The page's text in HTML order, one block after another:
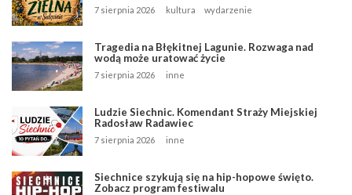
7 sierpnia 2026 kultura wydarzenie
Tragedia na Błękitnej Lagunie. Rozwaga nad
wodą może uratować życie
7 sierpnia 2026 inne
Ludzie Siechnic. Komendant Straży Miejskiej
Radosław Radawiec
7 sierpnia 2026 inne
Siechnice szykują się na hip-hopowe święto.
Zobacz program festiwalu